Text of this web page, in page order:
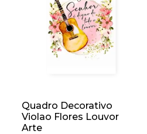
Quadro Decorativo
Violao Flores Louvor
Arte